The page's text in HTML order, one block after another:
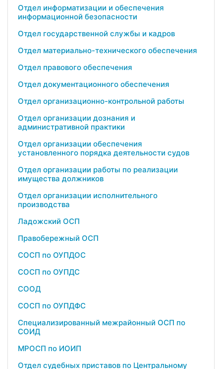
Отдел информатизации и обеспечения
информационной безопасности
Отдел государственной службы и кадров
Отдел материально-технического обеспечения
Отдел правового обеспечения
Отдел документационного обеспечения
Отдел организационно-контрольной работы
Отдел организации дознания и
административной практики
Отдел организации обеспечения
установленного порядка деятельности судов
Отдел организации работы по реализации
имущества должников
Отдел организации исполнительного
производства
Ладожский ОСП
Правобережный ОСП
СОСП по ОУПДОС
СОСП по ОУПДС
СООД
СОСП по ОУПДФС
Специализированный межрайонный ОСП по
СОИД
МРОСП по ИОИП
Отдел судебных приставов по Центральному